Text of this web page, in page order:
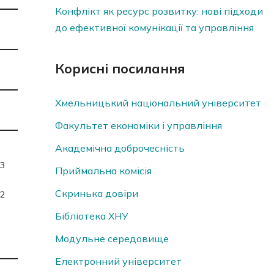
Конфлікт як ресурс розвитку: нові підходи
до ефективної комунікації та управління
Корисні посилання
Хмельницький національний університет
Факультет економіки і управління
Академічна доброчесність
Приймальна комісія
Скринька довiри
Бібліотека ХНУ
Модульне середовище
Електронний університет